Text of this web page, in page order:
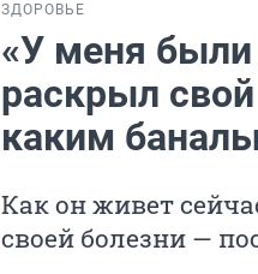
ЗДОРОВЬЕ
«У меня были
раскрыл
каким
Как он живет
своей болезни —